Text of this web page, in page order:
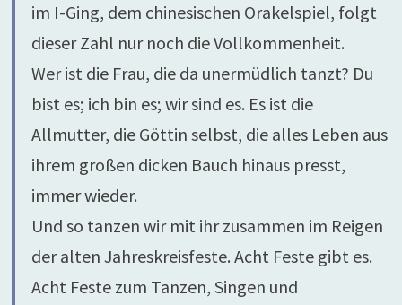
im I-Ging, dem chinesischen Orakelspiel, folgt
dieser Zahl nur noch die Vollkommenheit.
Wer ist die Frau, die da unermüdlich tanzt? Du
bist es; ich bin es; wir sind es. Es ist die
Allmutter, die Göttin selbst, die alles Leben aus
ihrem großen dicken Bauch hinaus presst,
immer wieder.
Und so tanzen wir mit ihr zusammen im Reigen
der alten Jahreskreisfeste. Acht Feste gibt es.
Acht Feste zum Tanzen, Singen und